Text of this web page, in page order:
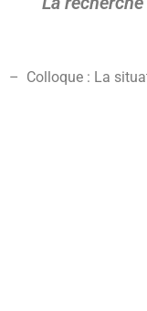
– Colloque : La